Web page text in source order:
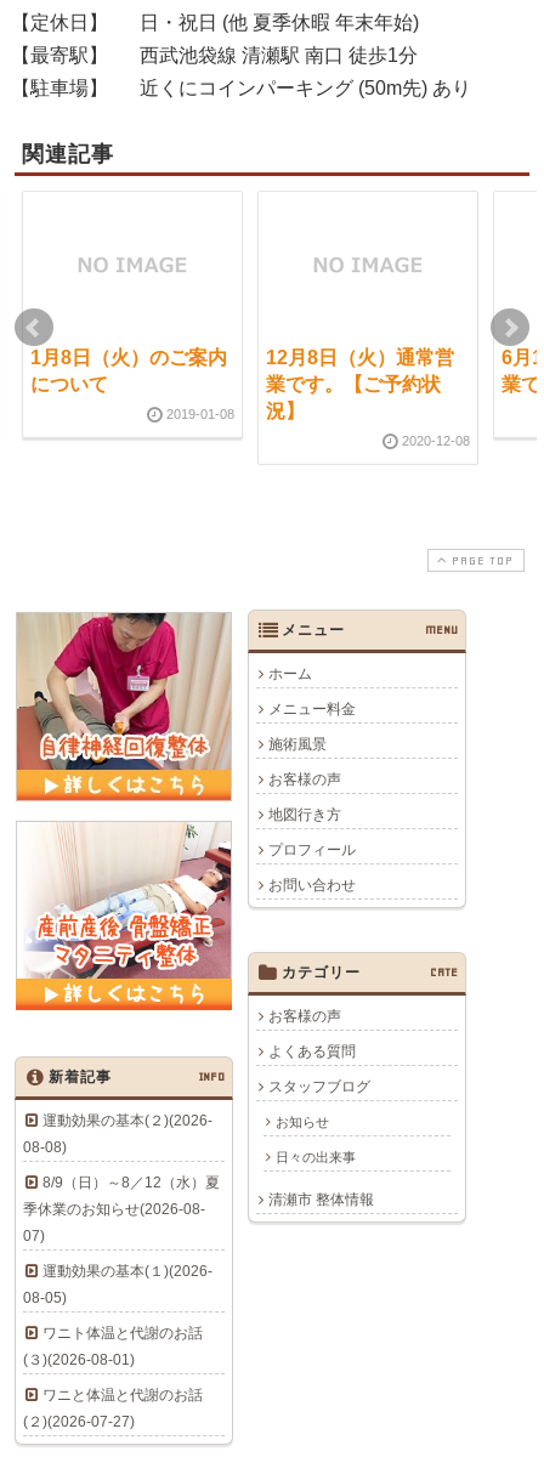
【定休日】
日・祝日 (他 夏季休暇 年末年始)
【最寄駅】
西武池袋線 清瀬駅 南口 徒歩1分
【駐車場】
近くにコインパーキング (50m先) あり
関連記事
1月8日（火）のご案内
について
2019-01-08
12月8日（火）通常営
業です。【ご予約状
況】
2020-12-08
6月
業
PAGE TOP
メニュー MENU
ホーム
メニュー料金
施術風景
お客様の声
地図行き方
プロフィール
お問い合わせ
カテゴリー CATE
お客様の声
よくある質問
スタッフブログ
お知らせ
日々の出来事
清瀬市 整体情報
新着記事 INFO
運動効果の基本(２)(2026-
08-08)
8/9（日）～8／12（水）夏
季休業のお知らせ(2026-08-
07)
運動効果の基本(１)(2026-
08-05)
ワニト体温と代謝のお話
(３)(2026-08-01)
ワニと体温と代謝のお話
(２)(2026-07-27)